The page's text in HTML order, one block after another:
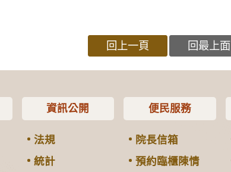
回上一頁 回最上面
資訊公開
法規
統計
便民服務
院長信箱
預約臨櫃陳情